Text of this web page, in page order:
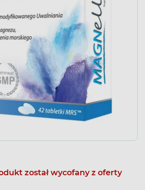
został wycofany z oferty